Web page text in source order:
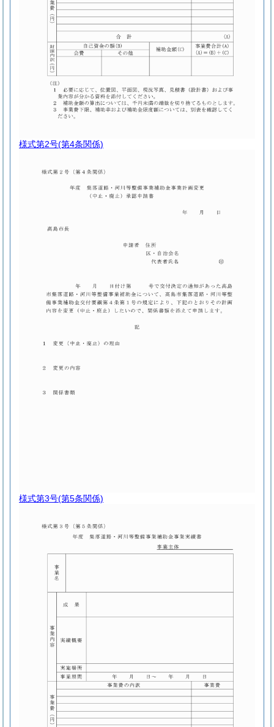
様式第2号(第4条関係)
様式第3号(第5条関係)